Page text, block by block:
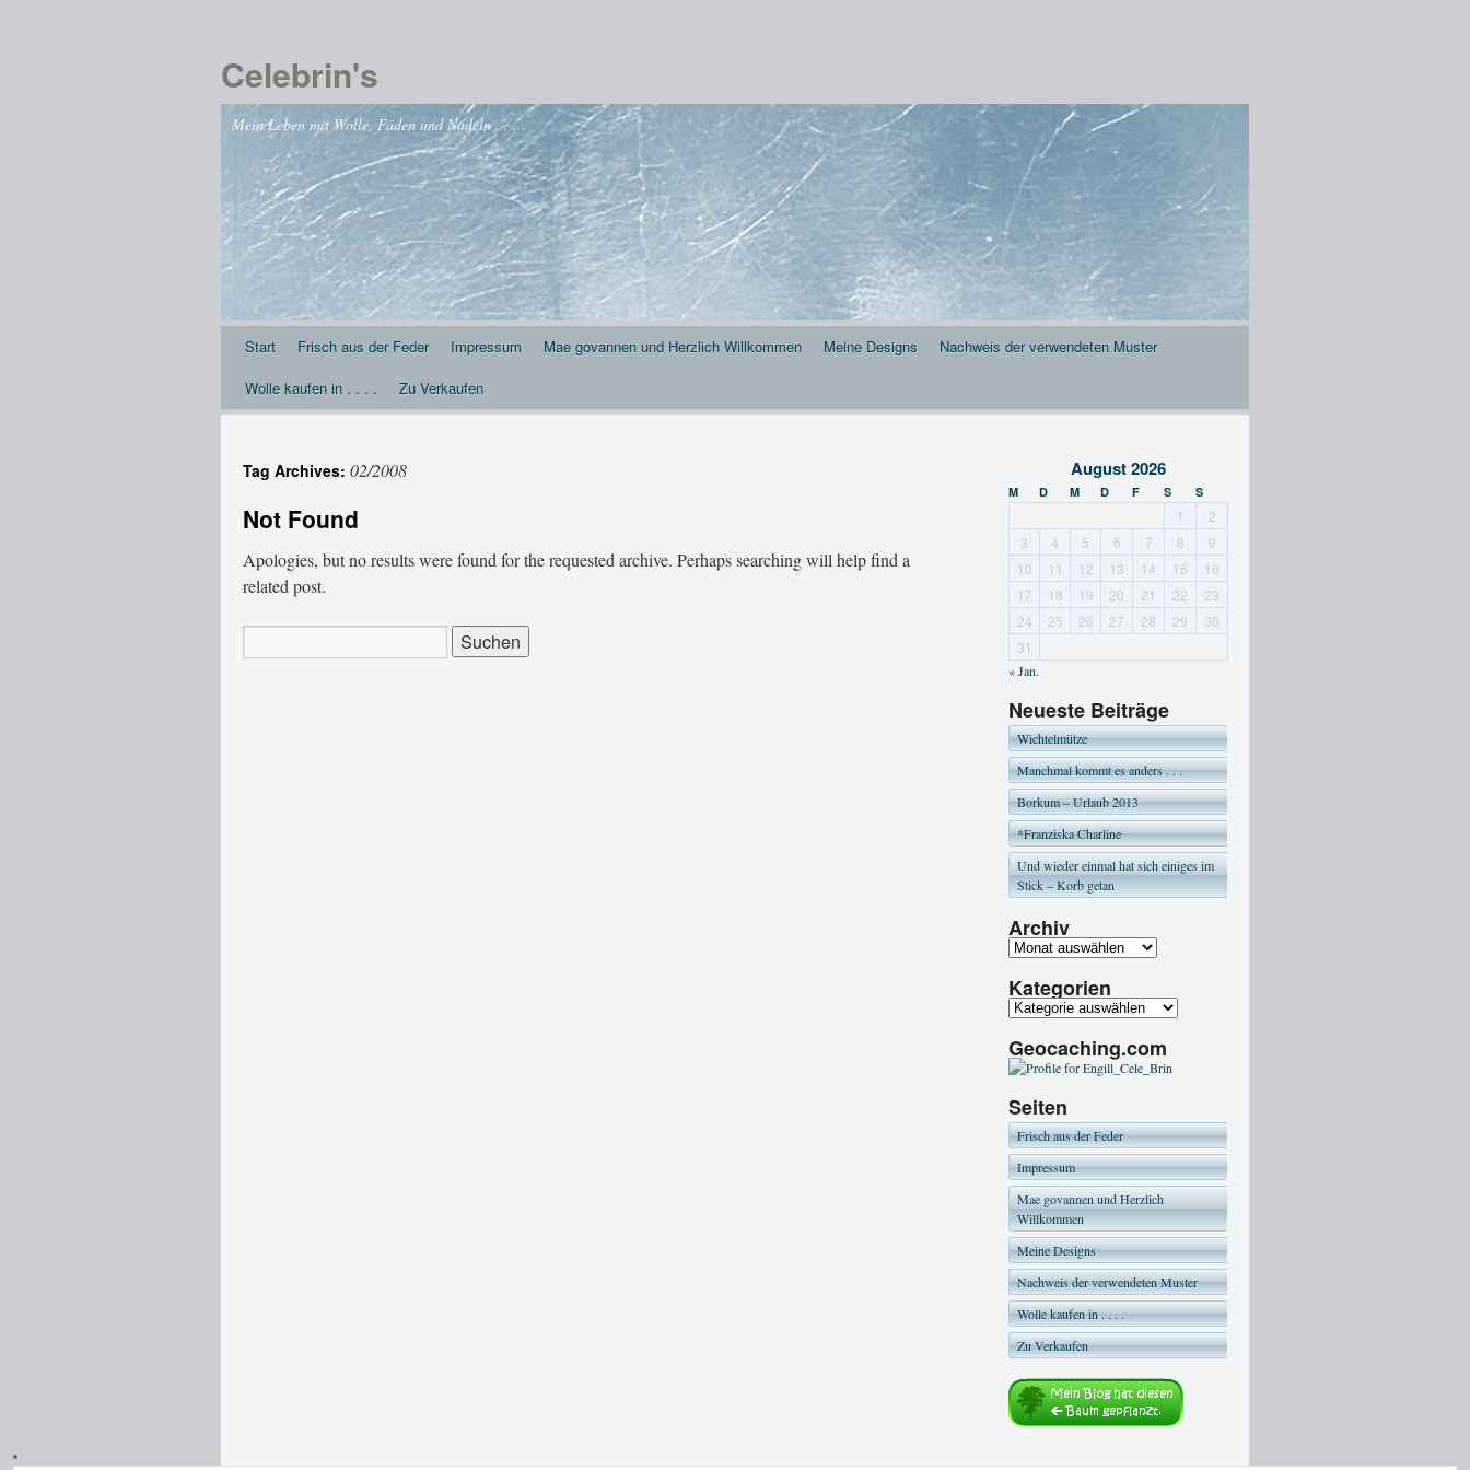
Celebrin's
Mein Leben mit Wolle, Fäden und Nadeln . . . .
Start Frisch aus der Feder Impressum Mae govannen und Herzlich Willkommen Meine Designs
Nachweis der verwendeten Muster
Wolle kaufen in . . . .
Zu Verkaufen
Tag Archives: 02/2008
Not Found
Apologies, but no results were found for the requested archive. Perhaps searching will help find a
related post.
August 2026
M D M D F S S
1
2
3
4 5 6 7 8
9
10
11 12 13 14 15
16
17
18 19 20 21 22
23
24
25 26 27 28 29
30
31
« Jan.
Neueste Beiträge
Wichtelmütze
Manchmal kommt es anders . . .
Borkum – Urlaub 2013
*Franziska Charline
Und wieder einmal hat sich einiges im
Stick – Korb getan
Archiv
Kategorien
Geocaching.com
Seiten
Frisch aus der Feder
Impressum
Mae govannen und Herzlich
Willkommen
Meine Designs
Nachweis der verwendeten Muster
Wolle kaufen in . . . .
Zu Verkaufen